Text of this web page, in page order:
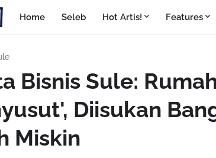
Home Seleb Hot Artis! Features
Bisnis Sule:
Diisukan
Miskin